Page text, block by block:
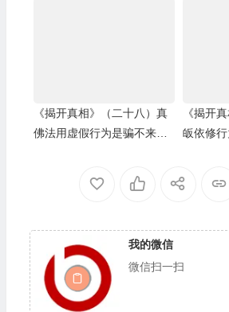
《揭开真相》（二十八）真
佛法用虚假行为是骗不来学
《揭开
皈依修行
我的微信
微信扫一扫